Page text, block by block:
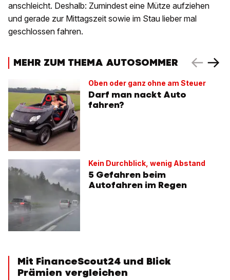
anschleicht. Deshalb: Zumindest eine Mütze aufziehen
und gerade zur Mittagszeit sowie im Stau lieber mal
geschlossen fahren.
MEHR ZUM THEMA AUTOSOMMER
Oben oder ganz ohne am Steuer
Darf man nackt Auto
fahren?
Kein Durchblick, wenig Abstand
5 Gefahren beim
Autofahren im Regen
Mit FinanceScout24 und Blick
Prämien vergleichen